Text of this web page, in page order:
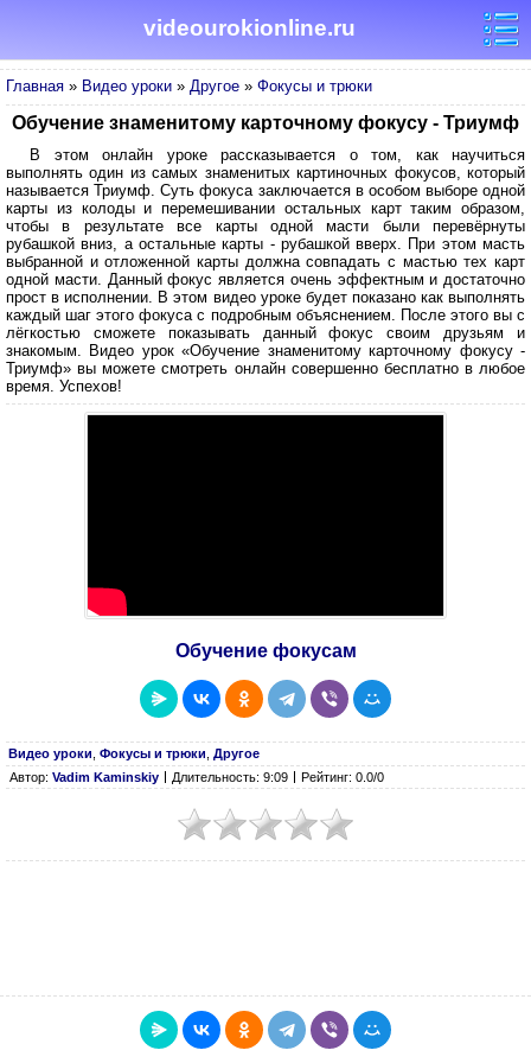
videourokionline.ru
Главная » Видео уроки » Другое » Фокусы и трюки
Обучение знаменитому карточному фокусу - Триумф
В этом онлайн уроке рассказывается о том, как научиться
выполнять один из самых знаменитых картиночных фокусов, который
называется Триумф. Суть фокуса заключается в особом выборе одной
карты из колоды и перемешивании остальных карт таким образом,
чтобы в результате все карты одной масти были перевёрнуты
рубашкой вниз, а остальные карты - рубашкой вверх. При этом масть
выбранной и отложенной карты должна совпадать с мастью тех карт
одной масти. Данный фокус является очень эффектным и достаточно
прост в исполнении. В этом видео уроке будет показано как выполнять
каждый шаг этого фокуса с подробным объяснением. После этого вы с
лёгкостью сможете показывать данный фокус своим друзьям и
знакомым. Видео урок «Обучение знаменитому карточному фокусу -
Триумф» вы можете смотреть онлайн совершенно бесплатно в любое
время. Успехов!
Обучение фокусам
Видео уроки Фокусы и трюки Другое
Автор: Vadim Kaminskiy Длительность: 9:09 Рейтинг: 0.0/0